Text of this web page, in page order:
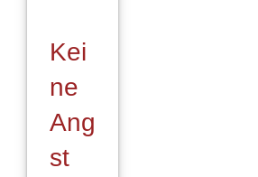
Kei
ne
Ang
st